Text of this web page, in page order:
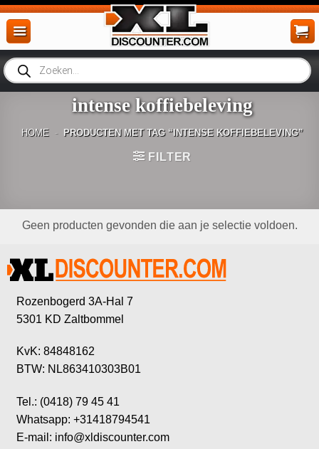
Ga
naar
inhoud
Producten
zoeken
intense koffiebeleving
HOME - PRODUCTEN MET TAG “INTENSE KOFFIEBELEVING”
FILTER
Geen producten gevonden die aan je selectie voldoen.
Rozenbogerd 3A-Hal 7
5301 KD Zaltbommel
KvK: 84848162
BTW: NL863410303B01
Tel.: (0418) 79 45 41
Whatsapp: +31418794541
E-mail: info@xldiscounter.com